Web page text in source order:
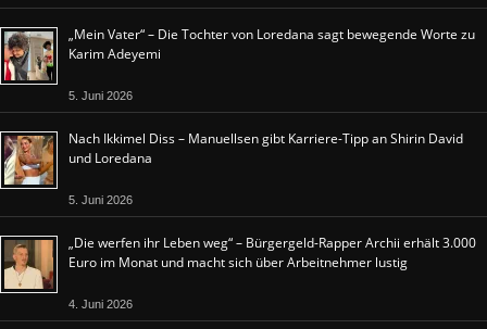
„Mein Vater“ – Die Tochter von Loredana sagt bewegende Worte zu
Karim Adeyemi
5. Juni 2026
Nach Ikkimel Diss – Manuellsen gibt Karriere-Tipp an Shirin David
und Loredana
5. Juni 2026
„Die werfen ihr Leben weg“ – Bürgergeld-Rapper Archii erhält 3.000
Euro im Monat und macht sich über Arbeitnehmer lustig
4. Juni 2026